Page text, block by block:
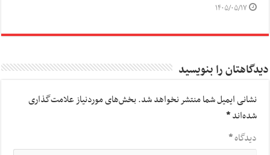
۱۴۰۵/۰۵/۱۷
دیدگاهتان را بنویسید
نشانی ایمیل شما منتشر نخواهد شد.بخش‌های موردنیاز علامت‌گذاری
شده‌اند*
دیدگاه*